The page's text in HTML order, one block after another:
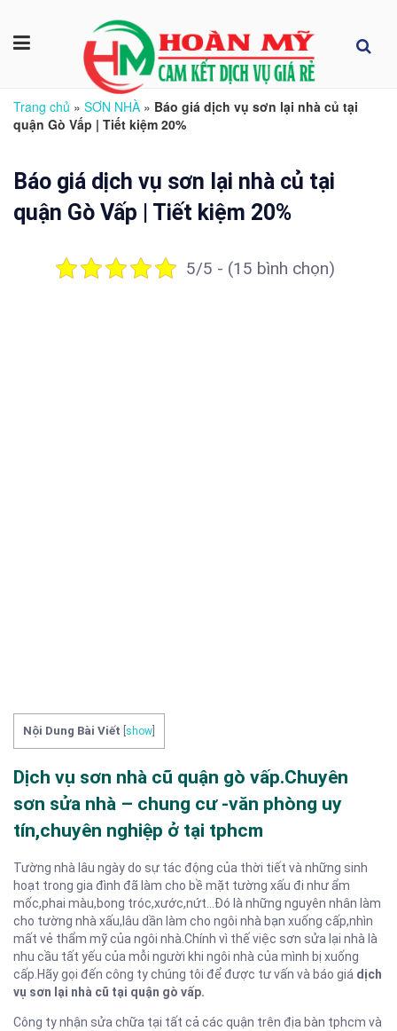
Trang chủ » SƠN NHÀ » Báo giá dịch vụ sơn lại nhà củ tại
quận Gò Vấp | Tiết kiệm 20%
Báo giá dịch vụ sơn lại nhà củ tại
quận Gò Vấp | Tiết kiệm 20%
5/5 - (15 bình chọn)
Nội Dung Bài Viết show
Dịch vụ sơn nhà cũ quận gò vấp.Chuyên
sơn sửa nhà – chung cư -văn phòng uy
tín,chuyên nghiệp ở tại tphcm
Tường nhà lâu ngày do sự tác động của thời tiết và những sinh
hoạt trong gia đình đã làm cho bề mặt tường xấu đi như ẩm
mốc,phai màu,bong tróc,xước,nứt…Đó là những nguyên nhân làm
cho tường nhà xấu,lâu dần làm cho ngôi nhà bạn xuống cấp,nhìn
mất vẻ thẩm mỹ của ngôi nhà.Chính vì thế việc sơn sửa lại nhà là
nhu cầu tất yếu của mỗi người khi ngôi nhà của mình bị xuống
cấp.Hãy gọi đến công ty chúng tôi để được tư vấn và báo giá dịch
vụ sơn lại nhà cũ tại quận gò vấp.
Công ty nhận sửa chữa tại tất cả các quận trên địa bàn tphcm và